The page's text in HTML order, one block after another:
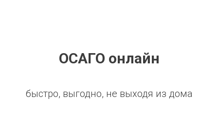
ОСАГО онлайн
быстро, выгодно, не выходя из дома